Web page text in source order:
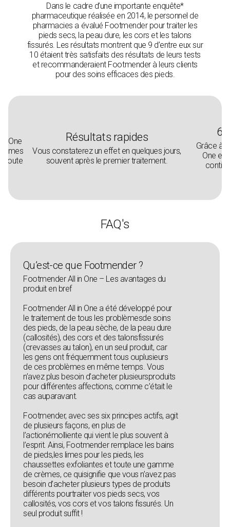
Dans le cadre d’une importante enquête*
pharmaceutique réalisée en 2014, le personnel de
pharmacies a évalué Footmender pour traiter les
pieds secs, la peau dure, les cors et les talons
fissurés. Les résultats montrent que 9 d’entre eux sur
10 étaient très satisfaits des résultats de leurs tests
et recommanderaient Footmender à leurs clients
pour des soins efficaces des pieds.
One
limes
toute
Résultats rapides
Vous constaterez un effet en quelques jours,
souvent après le premier traitement.
6
Grâce à
One et
FAQ's
Qu’est-ce que Footmender ?
Footmender All in One – Les avantages du
produit en bref
Footmender All in One a été développé pour
le traitement de tous les problèmesde soins
des pieds, de la peau sèche, de la peau dure
(callosités), des cors et des talonsfissurés
(crevasses au talon), en un seul produit, car
les gens ont fréquemment tous ouplusieurs
de ces problèmes en même temps. Vous
n’avez plus besoin d’acheter plusieursproduits
pour différentes affections, comme c’était le
cas auparavant.
Footmender, avec ses six principes actifs, agit
de plusieurs façons, en plus de
l’actionémolliente qui vient le plus souvent à
l’esprit. Ainsi, Footmender remplace les bains
de pieds,les limes pour les pieds, les
chaussettes exfoliantes et toute une gamme
de crèmes, ce quisignifie que vous n’avez pas
besoin d’acheter plusieurs types de produits
différents pourtraiter vos pieds secs, vos
callosités, vos cors et vos talons fissurés. Un
seul produit suffit !